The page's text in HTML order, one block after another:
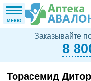
МЕНЮ
Заказывайте
8
Торасемид